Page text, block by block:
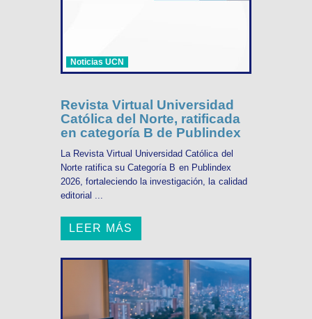
Noticias UCN
Revista Virtual Universidad
Católica del Norte, ratificada
en categoría B de Publindex
La Revista Virtual Universidad Católica del
Norte ratifica su Categoría B en Publindex
2026, fortaleciendo la investigación, la calidad
editorial ...
LEER MÁS